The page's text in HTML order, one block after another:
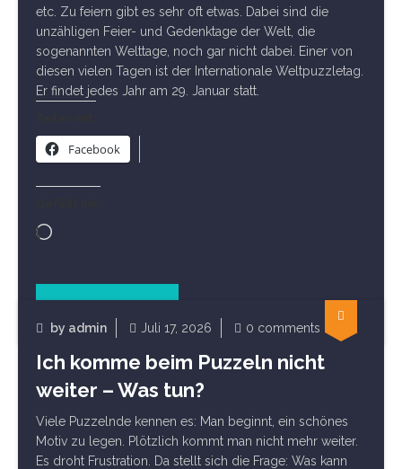
etc. Zu feiern gibt es sehr oft etwas. Dabei sind die
unzähligen Feier- und Gedenktage der Welt, die
sogenannten Welttage, noch gar nicht dabei. Einer von
diesen vielen Tagen ist der Internationale Weltpuzzletag.
Er findet jedes Jahr am 29. Januar statt.
Facebook
Wird
Allgemein
by admin Juli 17, 2026 0 comments
Ich komme beim Puzzeln nicht
weiter – Was tun?
Viele Puzzelnde kennen es: Man beginnt, ein schönes
Motiv zu legen. Plötzlich kommt man nicht mehr weiter.
Es droht Frustration. Da stellt sich die Frage: Was kann